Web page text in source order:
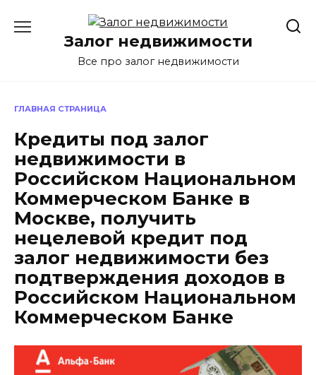
содержаниюЗалог недвижимости
Все про залог недвижимости
ГЛАВНАЯ СТРАНИЦА
Кредиты под залог
недвижимости в
Российском Национальном
Коммерческом Банке в
Москве, получить
нецелевой кредит под
залог недвижимости без
подтверждения доходов в
Российском Национальном
Коммерческом Банке